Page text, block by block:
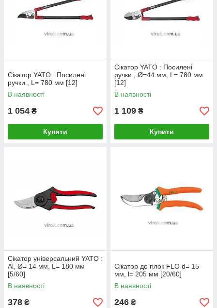
Сікатор YATO : Посилені
ручки , L= 780 мм [12]
В наявності
1 054 ₴
Купити
Сікатор YATO : Посилені
ручки , Ø=44 мм, L= 780 мм
[12]
В наявності
1 109 ₴
Купити
Сікатор універсальний YATO :
Al, Ø= 14 мм, L= 180 мм
[5/60]
В наявності
378 ₴
Сікатор до гілок FLO d= 15
мм, l= 205 мм [20/60]
В наявності
246 ₴